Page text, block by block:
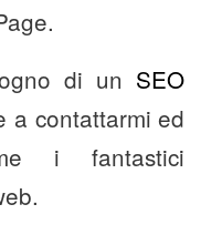
di un SEO
a contattarmi ed
i fantastici